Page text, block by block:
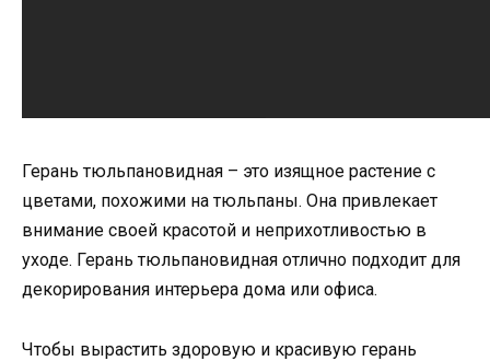
Герань тюльпановидная – это изящное растение с
цветами, похожими на тюльпаны. Она привлекает
внимание своей красотой и неприхотливостью в
уходе. Герань тюльпановидная отлично подходит для
декорирования интерьера дома или офиса.
Чтобы вырастить здоровую и красивую герань